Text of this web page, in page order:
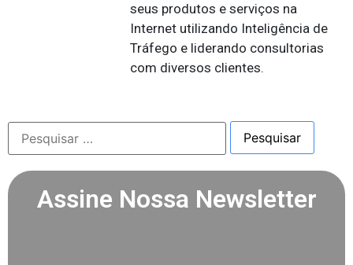
seus produtos e serviços na
Internet utilizando Inteligência de
Tráfego e liderando consultorias
com diversos clientes.
Assine Nossa Newsletter